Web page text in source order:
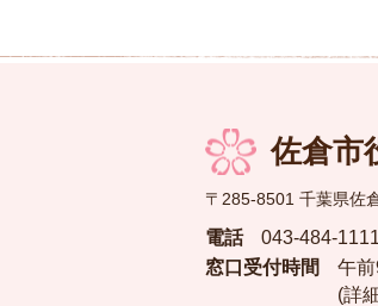
佐倉市
〒285-8501 千葉県佐
電話
043-484-1111
窓口受付時間
午
(詳